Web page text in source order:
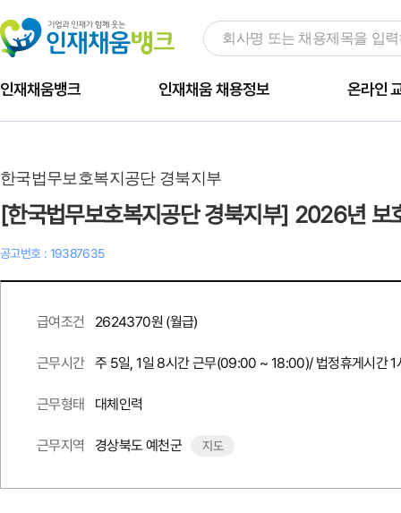
인재채움뱅크 인재채움 채용정보 온라인
한국법무보호복지공단 경북지부
[한국법무보호복지공단 경북지부] 2026년 보
공고번호 : 19387635
급여조건 2624370원 (월급)
근무시간 주 5일, 1일 8시간 근무(09:00 ~ 18:00)/ 법정휴게시간 1
근무형태 대체인력
근무지역 경상북도 예천군 지도